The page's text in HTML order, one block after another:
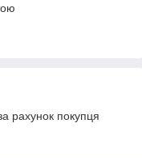
рахунок покупця